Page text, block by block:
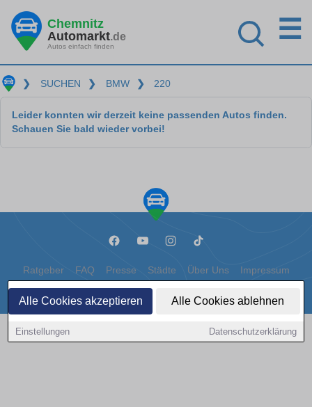
Alle Cookies akzeptieren Alle Cookies ablehnen
Einstellungen Datenschutzerklärung
Chemnitz
Automarkt.de
Autos einfach finden
☰
❯ SUCHEN ❯ BMW ❯ 220
Leider konnten wir derzeit keine passenden Autos finden.
Schauen Sie bald wieder vorbei!
Ratgeber FAQ Presse Städte Über Uns Impressum
Datenschutz Cookies
Copyright © 2000 - 2026 | 1A Infosysteme GmbH | Content by: 1a-sites-autos